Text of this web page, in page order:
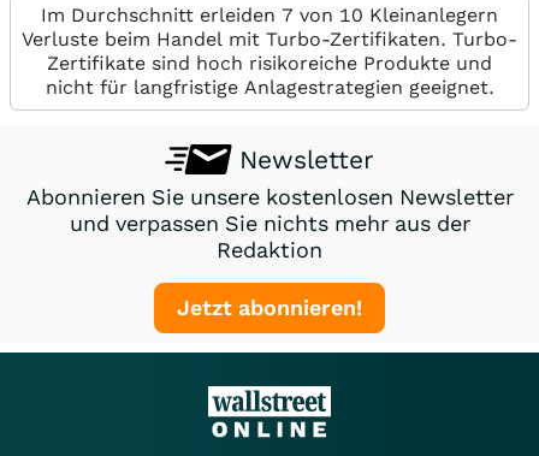
Im Durchschnitt erleiden 7 von 10 Kleinanlegern
Verluste beim Handel mit Turbo-Zertifikaten. Turbo-
Zertifikate sind hoch risikoreiche Produkte und
nicht für langfristige Anlagestrategien geeignet.
Newsletter
Abonnieren Sie unsere kostenlosen Newsletter
und verpassen Sie nichts mehr aus der
Redaktion
Jetzt abonnieren!